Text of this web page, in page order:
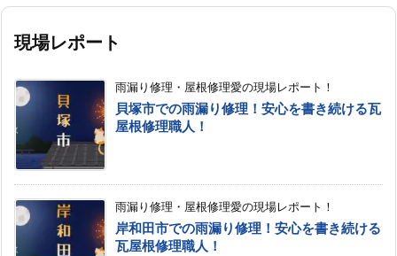
現場レポート
雨漏り修理・屋根修理愛の現場レポート！
貝塚市での雨漏り修理！安心を書き続ける瓦
屋根修理職人！
雨漏り修理・屋根修理愛の現場レポート！
岸和田市での雨漏り修理！安心を書き続ける
瓦屋根修理職人！